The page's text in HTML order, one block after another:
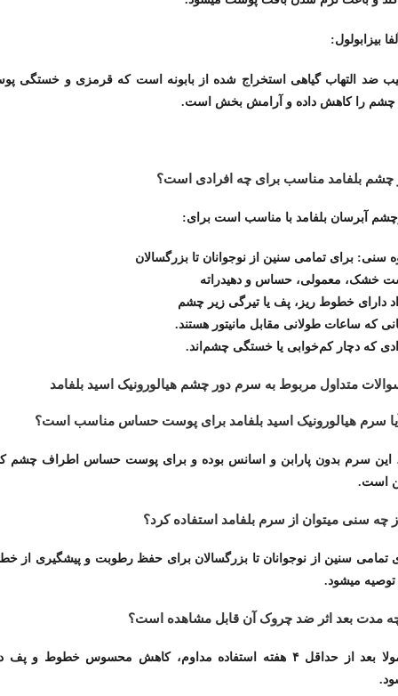
ضد التهاب گیاهی استخراج شده از بابونه است که قرمزی و خستگی
چشم را کاهش داده و آرامش بخش است.
چشم بلفامد مناسب برای چه افرادی است؟
آبرسان بلفامد با مناسب است برای:
سنی: برای تمامی سنین از نوجوانان تا بزرگسالان
خشک، معمولی، حساس و دهیدراته
دارای خطوط ریز، پف یا تیرگی زیر چشم
که ساعات طولانی مقابل مانیتور هستند.
که دچار کم‌خوابی یا خستگی چشم‌اند.
متداول مربوط به سرم دور چشم هیالورونیک اسید بلفامد
این سرم بدون پارابن و اسانس بوده و برای پوست حساس اطراف چشم
است.
تمامی سنین از نوجوانان تا بزرگسالان برای حفظ رطوبت و پیشگیری از
توصیه میشود.
بعد از حداقل ۴ هفته استفاده مداوم، کاهش محسوس خطوط و پف